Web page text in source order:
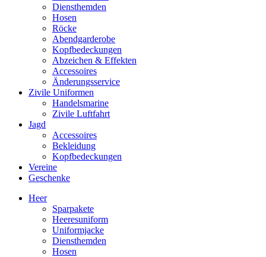
Diensthemden
Hosen
Röcke
Abendgarderobe
Kopfbedeckungen
Abzeichen & Effekten
Accessoires
Änderungsservice
Zivile Uniformen
Handelsmarine
Zivile Luftfahrt
Jagd
Accessoires
Bekleidung
Kopfbedeckungen
Vereine
Geschenke
Heer
Sparpakete
Heeresuniform
Uniformjacke
Diensthemden
Hosen